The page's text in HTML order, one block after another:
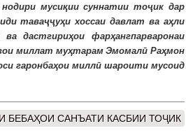
мусиқии суннатии тоҷик дар
таваҷҷуҳи хоссаи давлат ва аҳли
дастгириҳои фарҳангпарваронаи
миллат муҳтарам Эмомалӣ Раҳмон
гаронбаҳои миллӣ шароити мусоид
БЕБАҲОИ САНЪАТИ КАСБИИ ТОҶИК